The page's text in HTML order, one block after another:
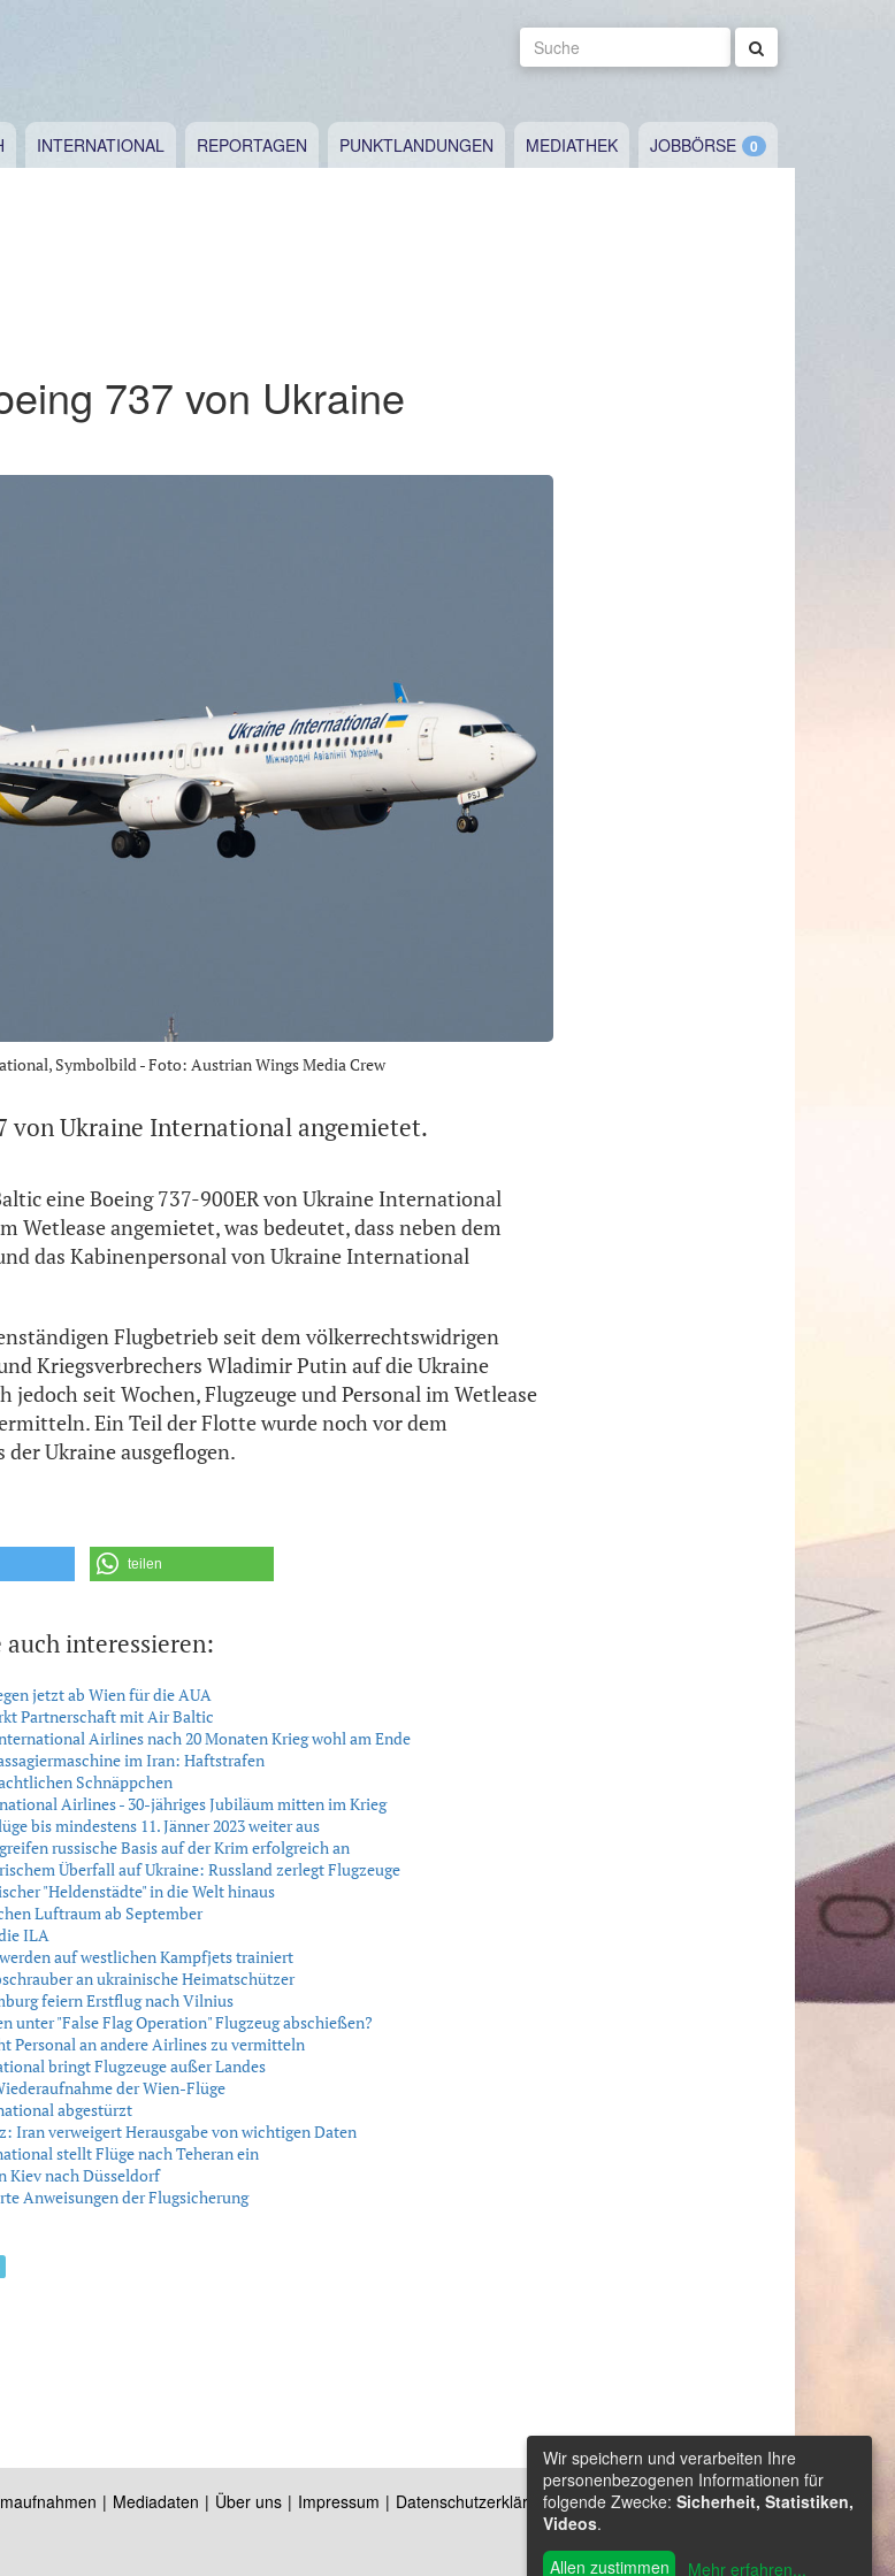
Suche
INTERNATIONAL REPORTAGEN PUNKTLANDUNGEN MEDIATHEK JOBBÖRSE
737 von Ukraine
Symbolbild - Foto: Austrian Wings Media Crew
von Ukraine International angemietet.
eine Boeing 737-900ER von Ukraine International
Wetlease angemietet, was bedeutet, dass neben dem
das Kabinenpersonal von Ukraine International
Flugbetrieb seit dem völkerrechtswidrigen
Kriegsverbrechers Wladimir Putin auf die Ukraine
seit Wochen, Flugzeuge und Personal im Wetlease
Ein Teil der Flotte wurde noch vor dem
Ukraine ausgeflogen.
teilen
interessieren:
jetzt ab Wien für die AUA
Partnerschaft mit Air Baltic
Airlines nach 20 Monaten Krieg wohl am Ende
im Iran: Haftstrafen
Schnäppchen
Airlines - 30-jähriges Jubiläum mitten im Krieg
bis mindestens 11. Jänner 2023 weiter aus
russische Basis auf der Krim erfolgreich an
Überfall auf Ukraine: Russland zerlegt Flugzeuge
"Heldenstädte" in die Welt hinaus
Luftraum ab September
ILA
auf westlichen Kampfjets trainiert
an ukrainische Heimatschützer
feiern Erstflug nach Vilnius
unter "False Flag Operation" Flugzeug abschießen?
Personal an andere Airlines zu vermitteln
bringt Flugzeuge außer Landes
der Wien-Flüge
abgestürzt
Iran verweigert Herausgabe von wichtigen Daten
stellt Flüge nach Teheran ein
Kiev nach Düsseldorf
Anweisungen der Flugsicherung
Mediadaten Über uns Impressum Datenschutzerklärung
Kontakt
Wir speichern und verarbeiten Ihre
personenbezogenen Informationen für
folgende Zwecke: Sicherheit, Statistiken,
Videos.
Allen zustimmen
Mehr erfahren...